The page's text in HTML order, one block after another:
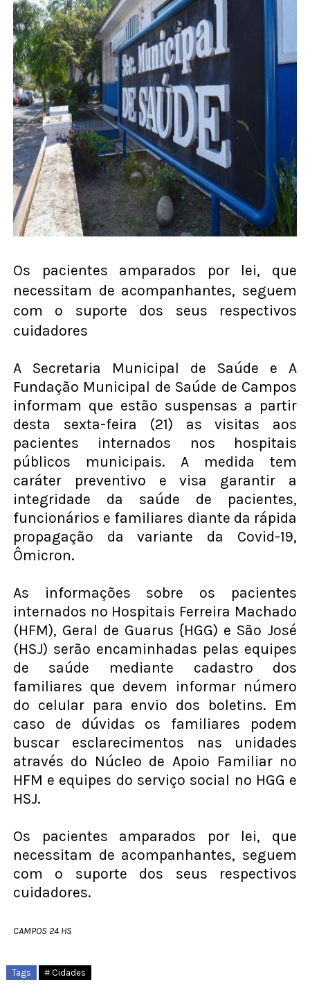
Os pacientes amparados por lei, que
necessitam de acompanhantes, seguem
com o suporte dos seus respectivos
cuidadores
A Secretaria Municipal de Saúde e A
Fundação Municipal de Saúde de Campos
informam que estão suspensas a partir
desta sexta-feira (21) as visitas aos
pacientes internados nos hospitais
públicos municipais. A medida tem
caráter preventivo e visa garantir a
integridade da saúde de pacientes,
funcionários e familiares diante da rápida
propagação da variante da Covid-19,
Ômicron.
As informações sobre os pacientes
internados no Hospitais Ferreira Machado
(HFM), Geral de Guarus {HGG) e São José
(HSJ) serão encaminhadas pelas equipes
de saúde mediante cadastro dos
familiares que devem informar número
do celular para envio dos boletins. Em
caso de dúvidas os familiares podem
buscar esclarecimentos nas unidades
através do Núcleo de Apoio Familiar no
HFM e equipes do serviço social no HGG e
HSJ.
Os pacientes amparados por lei, que
necessitam de acompanhantes, seguem
com o suporte dos seus respectivos
cuidadores.
CAMPOS 24 HS
Tags # Cidades